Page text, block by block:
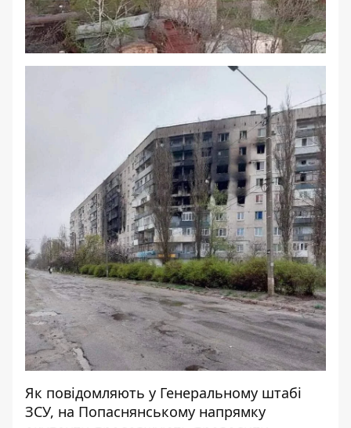
Як повідомляють у Генеральному штабі
ЗСУ, на Попаснянському напрямку